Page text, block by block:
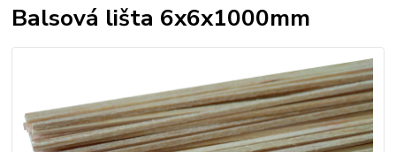
Balsová lišta 6x6x1000mm